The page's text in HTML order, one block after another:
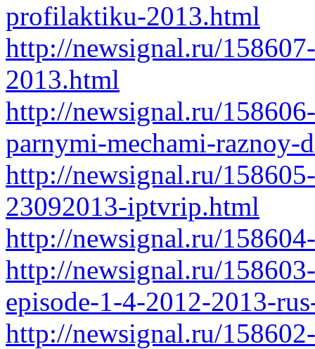
profilaktiku-2013.html
http://newsignal.ru/
2013.html
http://newsignal.ru/
parnymi-mechami-raznoy-
http://newsignal.ru/
23092013-iptvrip.html
http://newsignal.ru/
http://newsignal.ru/
episode-1-4-2012-2013-
http://newsignal.ru/